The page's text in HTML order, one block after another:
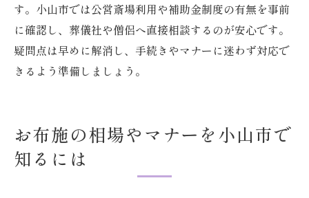
故人を偲ぶ葬儀で大切にしたい礼儀と心配り
葬儀で心を込めた礼儀と手順を守る大切さ
お布施を通じた故人への想いの伝え方
遺族や参列者への感謝を形にする配慮
故人を偲ぶ場で守りたい心遣いと作法
葬儀後も続く礼儀と感謝の気持ちを大切に
す。小山市では公営斎場利用や補助金制度の有無を事前
に確認し、葬儀社や僧侶へ直接相談するのが安心です。
疑問点は早めに解消し、手続きやマナーに迷わず対応で
きるよう準備しましょう。
お布施の相場やマナーを小山市で
知るには